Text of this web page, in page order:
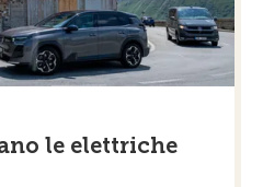
le elettriche